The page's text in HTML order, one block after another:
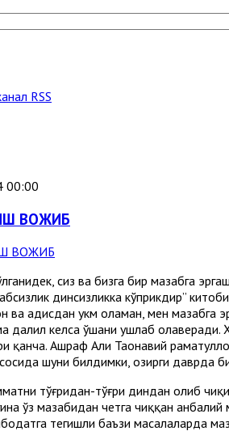
RSS
00:00
ВОЖИБ
сиз ва бизга бир мазҳабга
динсизликка кўприкдир”
ва ҳадисдан ҳукм оламан, мен
далил келса ўшани ушлаб олаверади.
қанча. Ашраф Али Таҳонавий
шуни билдимки, ҳозирги даврда
тўғридан-тўғри диндан олиб
ўз мазҳабидан четга чиққан
тегишли баъзи масалаларда